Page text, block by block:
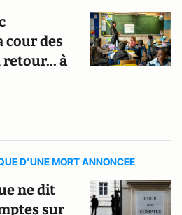
cour des
à
D’UNE MORT ANNONCEE
ne dit
sur